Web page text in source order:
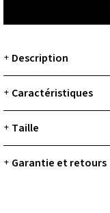
+ Description
+ Caractéristiques
+ Taille
+ Garantie et retours